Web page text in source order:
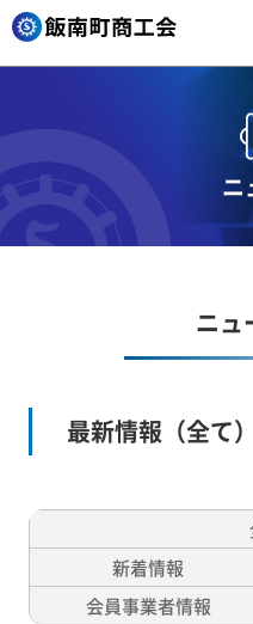
ニ
ニュ
最新情報（全て）
新着情報
会員事業者情報